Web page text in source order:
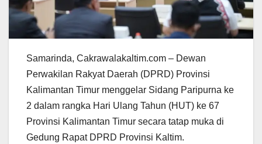
Samarinda, Cakrawalakaltim.com – Dewan
Perwakilan Rakyat Daerah (DPRD) Provinsi
Kalimantan Timur menggelar Sidang Paripurna ke
2 dalam rangka Hari Ulang Tahun (HUT) ke 67
Provinsi Kalimantan Timur secara tatap muka di
Gedung Rapat DPRD Provinsi Kaltim.